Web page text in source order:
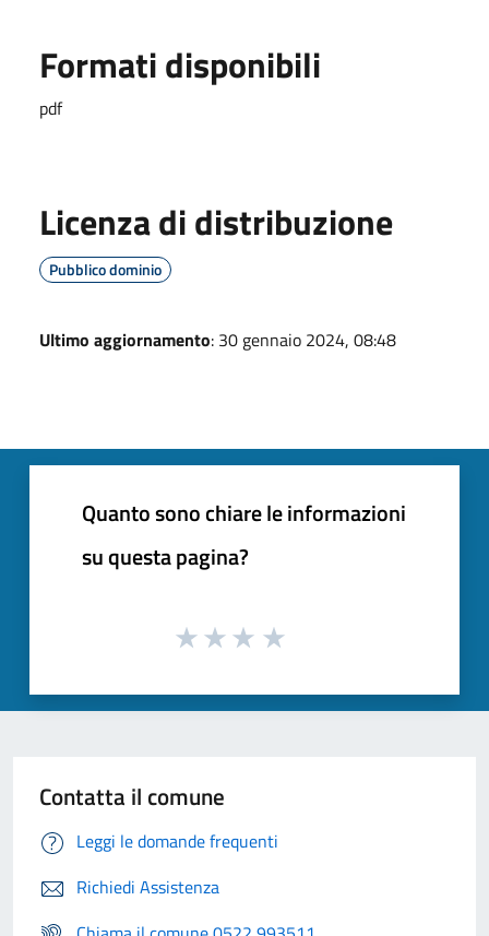
Formati disponibili
pdf
Licenza di distribuzione
Pubblico dominio
Ultimo aggiornamento: 30 gennaio 2024, 08:48
Quanto sono chiare le informazioni
su questa pagina?
Contatta il comune
Leggi le domande frequenti
Richiedi Assistenza